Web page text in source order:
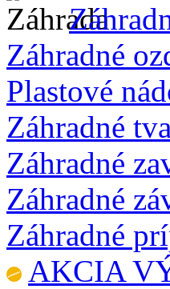
Záhradné
Plastové
Záhradné
Záhradné
Záhradné
Záhradné
AKCIA